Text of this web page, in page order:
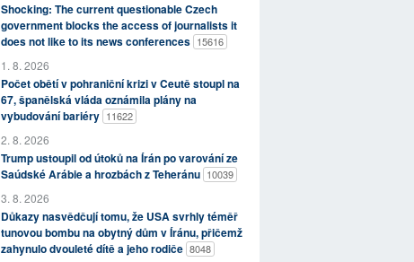
Shocking: The current questionable Czech
government blocks the access of journalists it
does not like to its news conferences 15616
1. 8. 2026
Počet obětí v pohraniční krizi v Ceutě stoupl na
67, španělská vláda oznámila plány na
vybudování bariéry 11622
2. 8. 2026
Trump ustoupil od útoků na Írán po varování ze
Saúdské Arábie a hrozbách z Teheránu 10039
3. 8. 2026
Důkazy nasvědčují tomu, že USA svrhly téměř
tunovou bombu na obytný dům v Íránu, přičemž
zahynulo dvouleté dítě a jeho rodiče 8048